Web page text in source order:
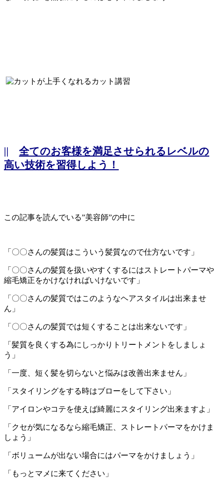
|| 全てのお客様を満足させられるレベルの
高い技術を習得しよう！
この記事を読んでいる”美容師”の中に
「〇〇さんの髪質はこういう髪質なので仕方ないです」
「〇〇さんの髪質を扱いやすくするにはストレートパーマや
縮毛矯正をかけなければいけないです」
「〇〇さんの髪質ではこのようなヘアスタイルは出来ませ
ん」
「〇〇さんの髪質では短くすることは出来ないです」
「髪質を良くする為にしっかりトリートメントをしましょ
う」
「一度、短く髪を切らないと悩みは改善出来ません」
「スタイリングをする時はブローをして下さい」
「アイロンやコテを使えば綺麗にスタイリング出来ますよ」
「クセが気になるなら縮毛矯正、ストレートパーマをかけま
しょう」
「ボリュームが出ない場合にはパーマをかけましょう」
「もっとマメに来てください」